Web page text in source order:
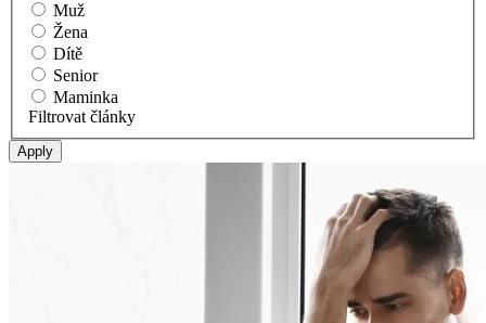
Muž
Žena
Dítě
Senior
Maminka
Filtrovat články